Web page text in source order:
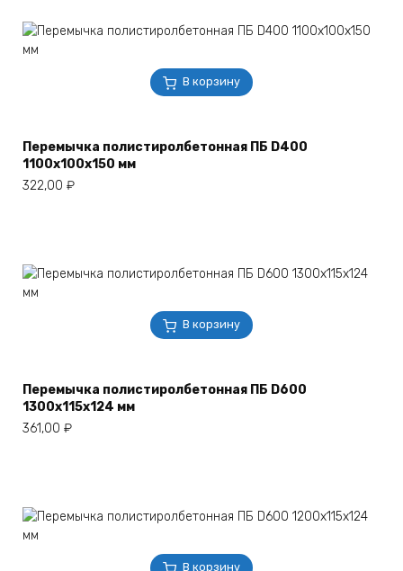
В корзину
Перемычка полистиролбетонная ПБ D400
1100х100х150 мм
322,00 ₽
В корзину
Перемычка полистиролбетонная ПБ D600
1300х115х124 мм
361,00 ₽
В корзину